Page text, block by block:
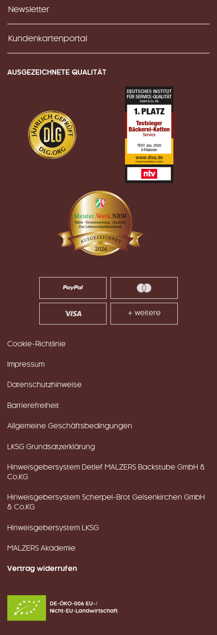
Newsletter
Kundenkartenportal
AUSGEZEICHNETE QUALITÄT
+ weitere
Cookie-Richtlinie
Impressum
Datenschutzhinweise
Barrierefreiheit
Allgemeine Geschäftsbedingungen
LKSG Grundsatzerklärung
Hinweisgebersystem Detlef MALZERS Backstube GmbH &
Co.KG
Hinweisgebersystem Scherpel-Brot Gelsenkirchen GmbH
& Co.KG
Hinweisgebersystem LKSG
MALZERS Akademie
Vertrag widerrufen
DE-ÖKO-006 EU-/
Nicht-EU-Landwirtschaft